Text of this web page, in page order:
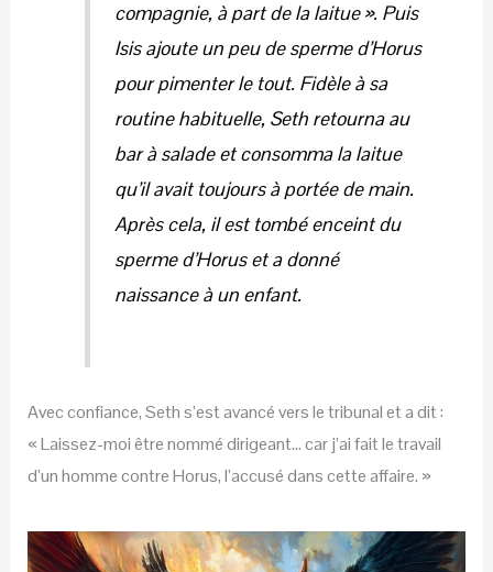
compagnie, à part de la laitue ». Puis
Isis ajoute un peu de sperme d’Horus
pour pimenter le tout. Fidèle à sa
routine habituelle, Seth retourna au
bar à salade et consomma la laitue
qu’il avait toujours à portée de main.
Après cela, il est tombé enceint du
sperme d’Horus et a donné
naissance à un enfant.
Avec confiance, Seth s’est avancé vers le tribunal et a dit :
« Laissez-moi être nommé dirigeant… car j’ai fait le travail
d’un homme contre Horus, l’accusé dans cette affaire. »